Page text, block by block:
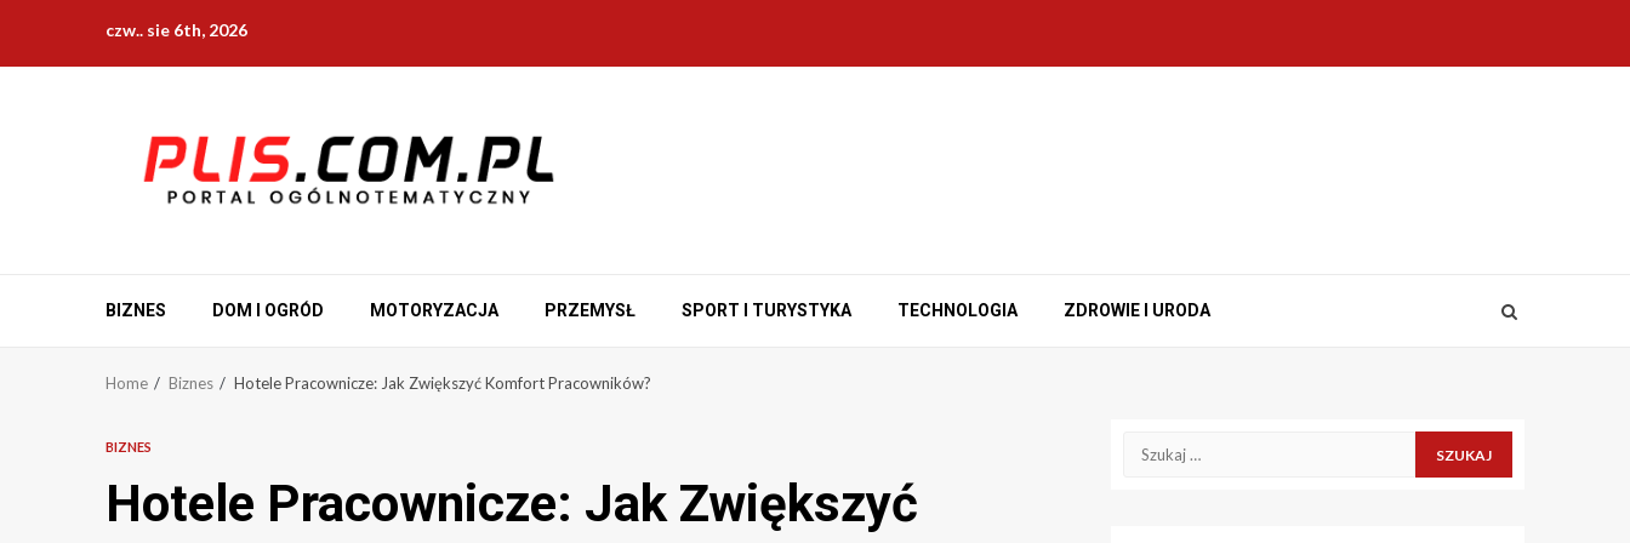
content
czw.. sie 6th, 2026
BIZNES DOM I OGRÓD MOTORYZACJA PRZEMYSŁ SPORT I TURYSTYKA TECHNOLOGIA ZDROWIE I URODA
Home Biznes Hotele Pracownicze: Jak Zwiększyć Komfort Pracowników?
BIZNES
Hotele Pracownicze: Jak Zwiększyć
Szukaj: